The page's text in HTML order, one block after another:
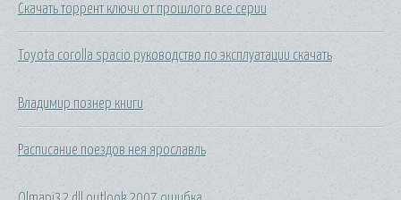
Скачать торрент ключи от прошлого все серии
Toyota corolla spacio руководство по эксплуатации скачать
Владимир познер книги
Расписание поездов нея ярославль